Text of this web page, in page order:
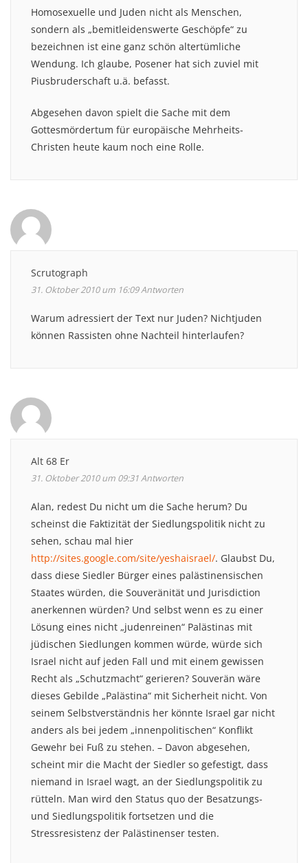
Homosexuelle und Juden nicht als Menschen,
sondern als „bemitleidenswerte Geschöpfe“ zu
bezeichnen ist eine ganz schön altertümliche
Wendung. Ich glaube, Posener hat sich zuviel mit
Piusbruderschaft u.ä. befasst.
Abgesehen davon spielt die Sache mit dem
Gottesmördertum für europäische Mehrheits-
Christen heute kaum noch eine Rolle.
Scrutograph
31. Oktober 2010 um 16:09Antworten
Warum adressiert der Text nur Juden? Nichtjuden
können Rassisten ohne Nachteil hinterlaufen?
Alt 68 Er
31. Oktober 2010 um 09:31Antworten
Alan, redest Du nicht um die Sache herum? Du
scheinst die Faktizität der Siedlungspolitik nicht zu
sehen, schau mal hier
http://sites.google.com/site/yeshaisrael/. Glaubst Du,
dass diese Siedler Bürger eines palästinensischen
Staates würden, die Souveränität und Jurisdiction
anerkennen würden? Und selbst wenn es zu einer
Lösung eines nicht „judenreinen“ Palästinas mit
jüdischen Siedlungen kommen würde, würde sich
Israel nicht auf jeden Fall und mit einem gewissen
Recht als „Schutzmacht“ gerieren? Souverän wäre
dieses Gebilde „Palästina“ mit Sicherheit nicht. Von
seinem Selbstverständnis her könnte Israel gar nicht
anders als bei jedem „innenpolitischen“ Konflikt
Gewehr bei Fuß zu stehen. – Davon abgesehen,
scheint mir die Macht der Siedler so gefestigt, dass
niemand in Israel wagt, an der Siedlungspolitik zu
rütteln. Man wird den Status quo der Besatzungs-
und Siedlungspolitik fortsetzen und die
Stressresistenz der Palästinenser testen.